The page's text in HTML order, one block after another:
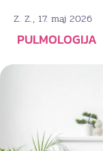
Z. Z., 17. maj 2026
PULMOLOGIJA